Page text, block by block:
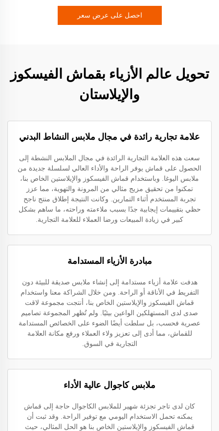
احصل على عرض سعر
تحويل عالم الأزياء بقماش الفيسكوز
والإيلاستان
علامة تجارية رائدة في مجال ملابس النشاط البدني
سعت هذه العلامة التجارية الرائدة في مجال الملابس النشطة إلى
الحصول على قماش يوفر الراحة والأداء العالي لسلسلة جديدة من
ملابس اليوغا. وباستخدام قماش الفيسكوز والإيلاستين الخاص بنا،
تمكنوا من تحقيق مزيج مثالي من المرونة والتهوية، مما عزز
تجربة المستخدم أثناء التمارين. وكانت النتيجة إطلاق منتج ناجح
حظي بتقييمات إيجابية جدًا بسبب ملاءمته وراحته، ما ساهم بشكل
كبير في زيادة المبيعات ورضا العملاء للعلامة التجارية.
مبادرة الأزياء المستدامة
هدفت علامة أزياء مستدامة إلى إنشاء ملابس صديقة للبيئة دون
التفريط في الأناقة أو الراحة. ومن خلال الشراكة معنا واستخدام
قماش الفيسكوز والإيلاستين الخاص بنا، أنتجت مجموعة لاقت
صدى لدى المستهلكين الواعين بيئيًا. ولم تُظهر المجموعة تصاميم
عصرية فحسب، بل سلطت أيضًا الضوء على الخصائص المستدامة
للقماش، مما أدى إلى تعزيز ولاء العملاء ورفع مكانة العلامة
التجارية في السوق.
ملابس كاجوال عالية الأداء
كان لدى تاجر تجزئة شهير للملابس الكاجوال حاجة إلى قماش
يمكنه تحمل الاستخدام اليومي مع توفير الراحة. وقد ثبت أن
قماش الفيسكوز والإيلاستين الخاص بنا هو الحل المثالي، حيث